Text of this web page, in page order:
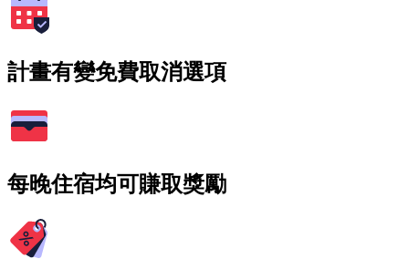
計畫有變免費取消選項
每晚住宿均可賺取獎勵